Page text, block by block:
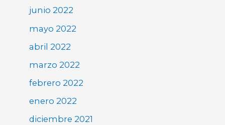
junio 2022
mayo 2022
abril 2022
marzo 2022
febrero 2022
enero 2022
diciembre 2021